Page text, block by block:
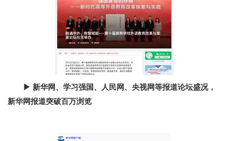
▶ 新华网、学习强国、人民网、央视网等报道论坛盛况，
新华网报道突破百万浏览